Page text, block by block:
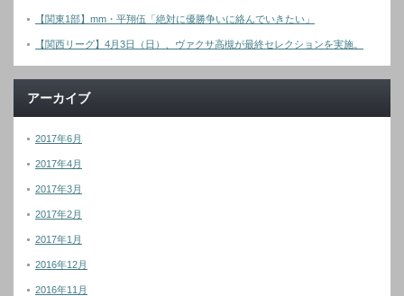
【関東1部】mm・平翔伍「絶対に優勝争いに絡んでいきたい」
【関西リーグ】4月3日（日）、ヴァクサ高槻が最終セレクションを実施。
アーカイブ
2017年6月
2017年4月
2017年3月
2017年2月
2017年1月
2016年12月
2016年11月